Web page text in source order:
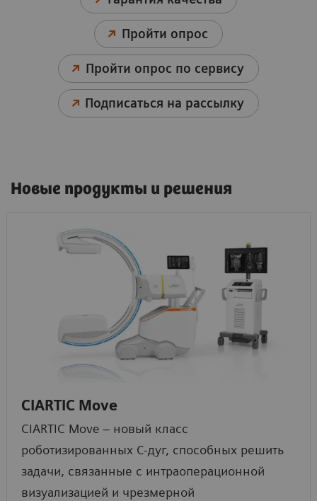
Пройти опрос
Пройти опрос по сервису
Подписаться на рассылку
Новые продукты и решения
CIARTIC Move
CIARTIC Move – новый класс
роботизированных С-дуг, способных решить
задачи, связанные с интраоперационной
визуализацией и чрезмерной